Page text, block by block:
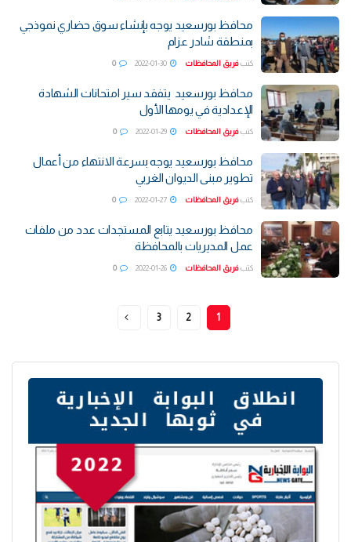
محافظ بورسعيد يوجه بإنشاء سوق حضاري نموذجي
بمنطقة شادر عزام
كتب فريق المحافظات 0
محافظ بورسعيد يتفقد سير امتحانات الشهادة
الإعدادية في يومها الأول
كتب فريق المحافظات 0
محافظ بورسعيد يوجه بسرعة الانتهاء من أعمال
تطوير مبنى الديوان الغربي
كتب فريق المحافظات 0
محافظ بورسعيد يتابع المستجدات عدد من ملفات
عمل المديريات بالمحافظة
كتب فريق المحافظات 0
1
2
3